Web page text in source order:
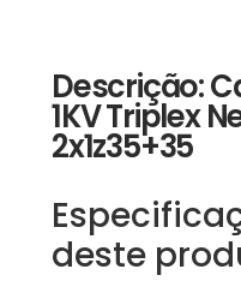
Descrição:
1KV Triplex
2x1z35+35
deste